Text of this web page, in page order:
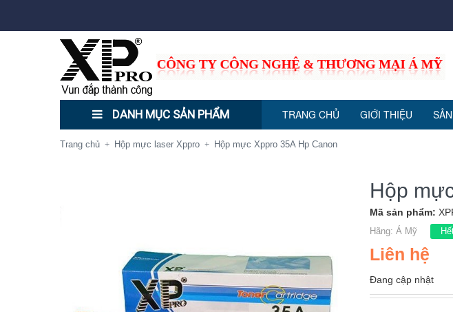
DANH MỤC SẢN PHẨM TRANG CHỦ GIỚI THIỆU
Trang chủ + Hộp mực laser Xppro + Hộp mực Xppro 35A Hp Canon
Hộp
Mã sản phẩm:
Hãng: Á Mỹ
Liên hệ
Đang cập nhật